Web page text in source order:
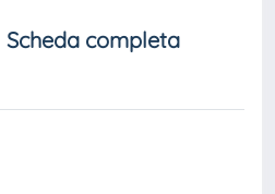
Scheda completa